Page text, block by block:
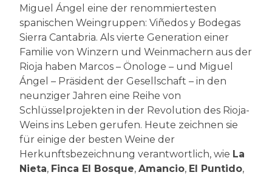
Miguel Ángel eine der renommiertesten
spanischen Weingruppen: Viñedos y Bodegas
Sierra Cantabria. Als vierte Generation einer
Familie von Winzern und Weinmachern aus der
Rioja haben Marcos – Önologe – und Miguel
Ángel – Präsident der Gesellschaft – in den
neunziger Jahren eine Reihe von
Schlüsselprojekten in der Revolution des Rioja-
Weins ins Leben gerufen. Heute zeichnen sie
für einige der besten Weine der
Herkunftsbezeichnung verantwortlich, wie La
Nieta, Finca El Bosque, Amancio, El Puntido,